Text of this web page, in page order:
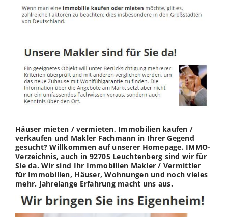
Häuser mieten / vermieten, Immobilien kaufen /
verkaufen und Makler Fachmann in Ihrer Gegend
gesucht? Willkommen auf unserer Homepage. IMMO-
Verzeichnis, auch in 92705 Leuchtenberg sind wir für
Sie da. Wir sind Ihr Immobilien Makler / Vermittler
für Immobilien, Häuser, Wohnungen und noch vieles
mehr. Jahrelange Erfahrung macht uns aus.